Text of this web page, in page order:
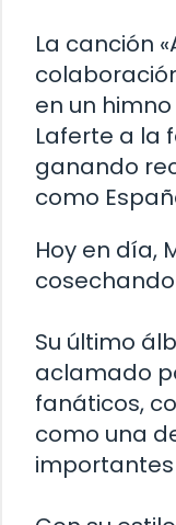
La canción
en un
Laferte a la
ganando
como
Hoy en día,
Su último
aclamado
fanáticos,
como una
importantes